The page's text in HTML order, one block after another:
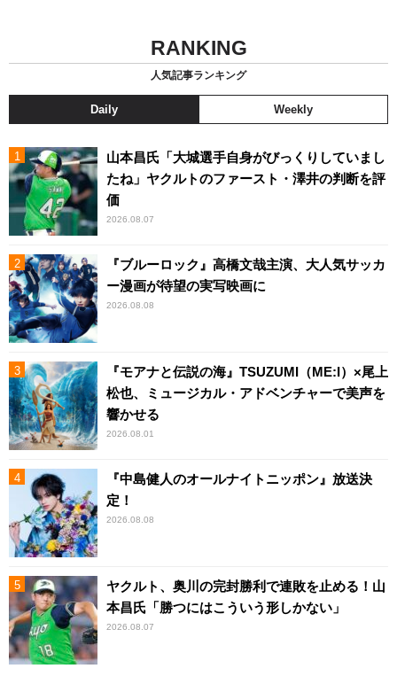
RANKING
人気記事ランキング
Daily Weekly
山本昌氏「大城選手自身がびっくりしていまし
たね」ヤクルトのファースト・澤井の判断を評
価
2026.08.07
『ブルーロック』高橋文哉主演、大人気サッカ
ー漫画が待望の実写映画に
2026.08.08
『モアナと伝説の海』TSUZUMI（ME:I）×尾上
松也、ミュージカル・アドベンチャーで美声を
響かせる
2026.08.01
『中島健人のオールナイトニッポン』放送決
定！
2026.08.08
ヤクルト、奥川の完封勝利で連敗を止める！山
本昌氏「勝つにはこういう形しかない」
2026.08.07